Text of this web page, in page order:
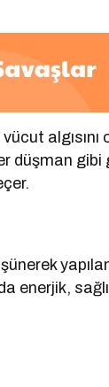
vücut
düşman gibi
enerjik,